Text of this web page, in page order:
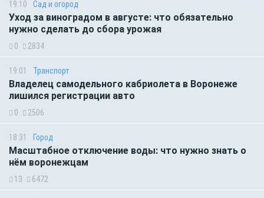
19:10 Сад и огород
Уход за виноградом в августе: что обязательно
нужно сделать до сбора урожая
0 2834
19:01 Транспорт
Владелец самодельного кабриолета в Воронеже
лишился регистрации авто
0 2506
18:31 Город
Масштабное отключение воды: что нужно знать о
нём воронежцам
13 6472